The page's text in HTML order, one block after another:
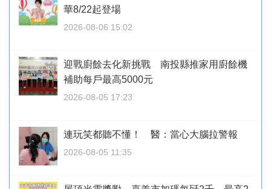
華8/22起登場
2026-08-06 15:02
迎戰廚餘去化新挑戰 南投縣推家用廚餘機
補助每戶最高5000元
2026-08-05 17:23
連玩笑都聽不懂！ 醫：當心大腦拉警報
2026-08-05 11:35